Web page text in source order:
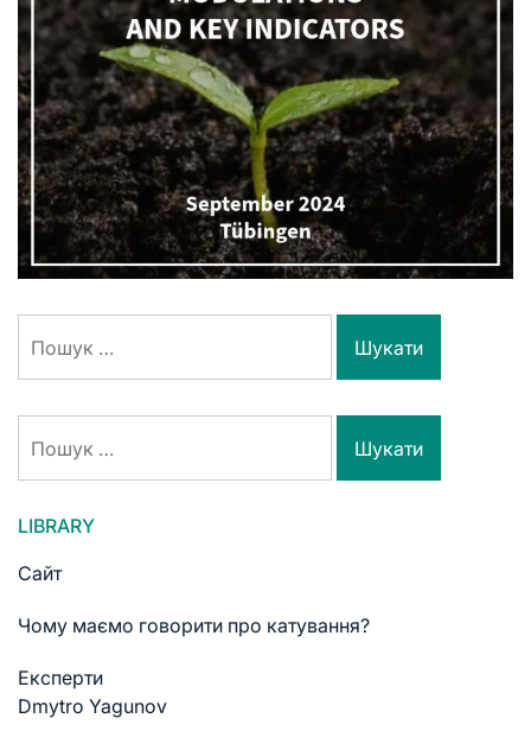
LIBRARY
Сайт
Чому маємо говорити про катування?
Експерти
Dmytro Yagunov